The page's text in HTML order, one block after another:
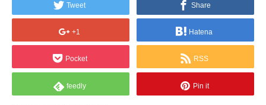
Tweet Share
+1 Hatena
Pocket RSS
feedly Pin it